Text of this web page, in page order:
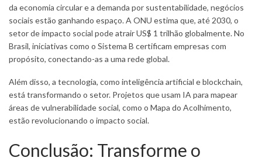
da economia circular e a demanda por sustentabilidade, negócios
sociais estão ganhando espaço. A ONU estima que, até 2030, o
setor de impacto social pode atrair US$ 1 trilhão globalmente. No
Brasil, iniciativas como o Sistema B certificam empresas com
propósito, conectando-as a uma rede global.
Além disso, a tecnologia, como inteligência artificial e blockchain,
está transformando o setor. Projetos que usam IA para mapear
áreas de vulnerabilidade social, como o Mapa do Acolhimento,
estão revolucionando o impacto social.
Conclusão: Transforme o